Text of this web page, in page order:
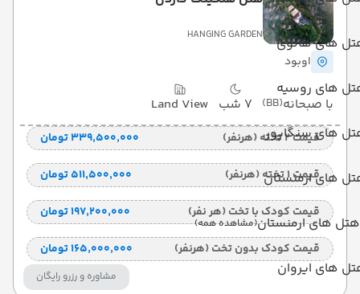
های هانوی
های روسیه
های سنگاپور
های ارمنستان
هتل های ارمنستان(مشاهده همه)
های ایروان
HANGING GARDEN
اوبود
با صبحانه(BB) 7 شب Land View
قیمت 2 تخته (هرنفر) ۳۳۹٬۵۰۰٬۰۰۰ تومان
قیمت 1 تخته (هرنفر) ۵۱۱٬۵۰۰٬۰۰۰ تومان
قیمت کودک با تخت (هر نفر) ۱۹۷٬۲۰۰٬۰۰۰ تومان
قیمت کودک بدون تخت (هرنفر) ۱۶۵٬۰۰۰٬۰۰۰ تومان
مشاوره و رزرو رایگان